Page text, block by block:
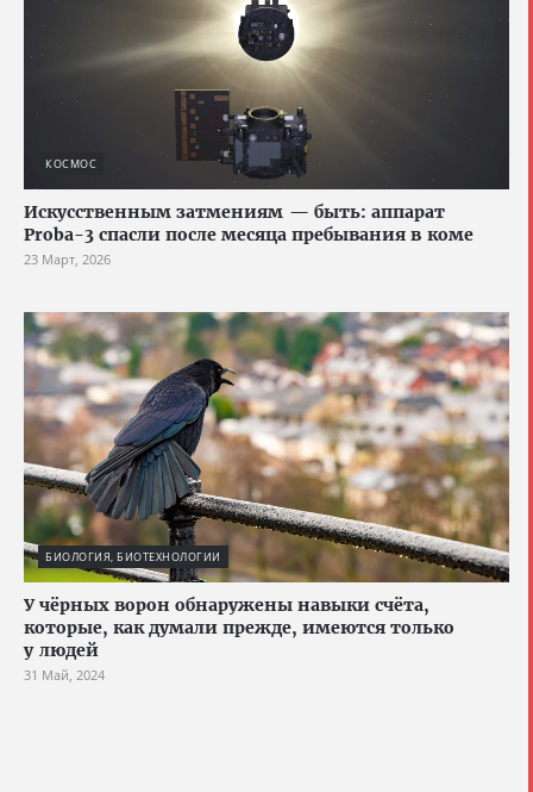
КОСМОС
Искусственным затмениям — быть: аппарат
Proba-3 спасли после месяца пребывания в коме
23 Март, 2026
БИОЛОГИЯ, БИОТЕХНОЛОГИИ
У чёрных ворон обнаружены навыки счёта,
которые, как думали прежде, имеются только
у людей
31 Май, 2024